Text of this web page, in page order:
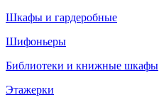
Шкафы и гардеробные
Шифоньеры
Библиотеки и книжные шкафы
Этажерки